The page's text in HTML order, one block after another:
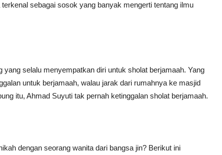
sebagai sosok yang banyak mengerti tentang ilmu
selalu menyempatkan diri untuk sholat berjamaah. Yang
untuk berjamaah, walau jarak dari rumahnya ke masjid
itu, Ahmad Suyuti tak pernah ketinggalan sholat berjamaah.
dengan seorang wanita dari bangsa jin? Berikut ini